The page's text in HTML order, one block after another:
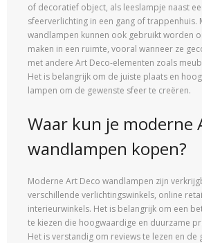
of decoratief object, als leeslampje naast
sfeerverlichting in een gang of trappenhuis.
wandlampen kunnen ook gebruikt worden
maken in een ruimte, vooral wanneer ze
met andere Art Deco-elementen zoals
Het is belangrijk om de juiste plaats en
lampen om de gewenste sfeer te creëren.
Waar kun je moderne
wandlampen kopen?
Moderne Art Deco wandlampen zijn
verschillende verlichtingswinkels, online
interieurwinkels. Het is belangrijk om een
te kiezen die hoogwaardige en duurzame
Het is verstandig om reviews te lezen en de